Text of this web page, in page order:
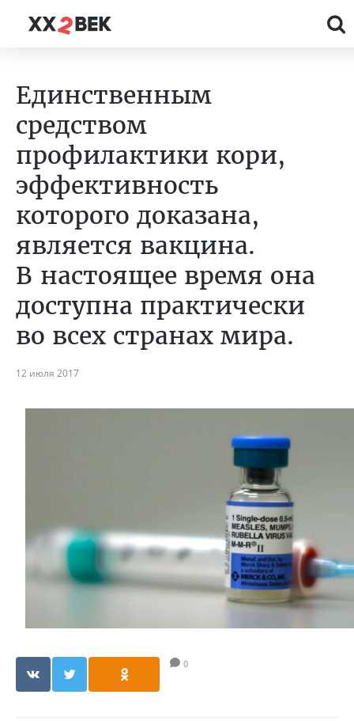
Единственным
средством
профилактики кори,
эффективность
которого доказана,
является вакцина.
В настоящее время она
доступна практически
во всех странах мира.
12 июля 2017
0